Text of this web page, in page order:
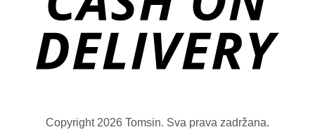
Copyright 2026 Tomsin. Sva prava zadržana.